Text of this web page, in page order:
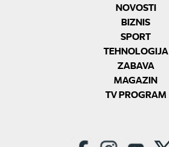
NOVOSTI
BIZNIS
SPORT
TEHNOLOGIJA
ZABAVA
MAGAZIN
TV PROGRAM